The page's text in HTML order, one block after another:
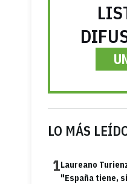
LO MÁS
1Laureano
"España tiene,